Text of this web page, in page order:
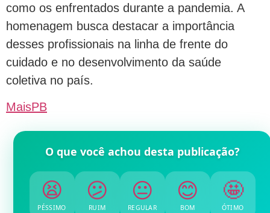
como os enfrentados durante a pandemia. A
homenagem busca destacar a importância
desses profissionais na linha de frente do
cuidado e no desenvolvimento da saúde
coletiva no país.
MaisPB
O que você achou desta publicação?
😫
PÉSSIMO
😕
RUIM
😐
REGULAR
😊
BOM
🤩
ÓTIMO